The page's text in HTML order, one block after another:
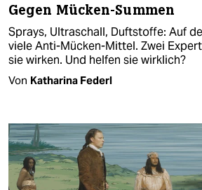
Gegen Mücken-Summen
Sprays, Ultraschall, Duftstoffe: Auf
viele Anti-Mücken-Mittel. Zwei
sie wirken. Und helfen sie wirklich?
Von Katharina Federl